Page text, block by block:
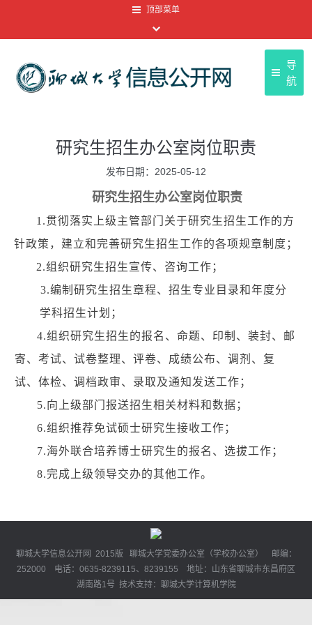
顶部菜单
导
航
基本信息
信息公开年报
信息公开申请
信息公开制度
研究生招生办公室岗位职责
发布日期：2025-05-12
研究生招生办公室岗位职责
1.贯彻落实上级主管部门关于研究生招生工作的方
针政策，建立和完善研究生招生工作的各项规章制度；
2.组织研究生招生宣传、咨询工作；
3.编制研究生招生章程、招生专业目录和年度分
学科招生计划；
4.组织研究生招生的报名、命题、印制、装封、邮
寄、考试、试卷整理、评卷、成绩公布、调剂、复
试、体检、调档政审、录取及通知发送工作；
5.向上级部门报送招生相关材料和数据；
6.组织推荐免试硕士研究生接收工作；
7.海外联合培养博士研究生的报名、选拔工作 ；
8.完成上级领导交办的其他工作。
聊城大学信息公开网 2015版 聊城大学党委办公室（学校办公室） 邮编：
252000 电话：0635-8239115、8239155 地址：山东省聊城市东昌府区
湖南路1号 技术支持：聊城大学计算机学院